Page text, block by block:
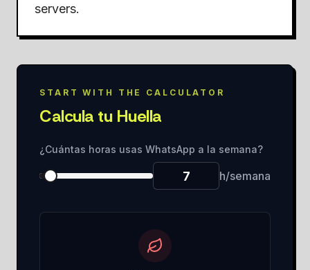
servers.
START WITH THE CALCULATOR
Calcula tu Huella
¿Cuántas horas usas WhatsApp a la semana?
h/semana